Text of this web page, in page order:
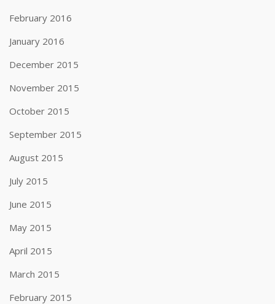
February 2016
January 2016
December 2015
November 2015
October 2015
September 2015
August 2015
July 2015
June 2015
May 2015
April 2015
March 2015
February 2015